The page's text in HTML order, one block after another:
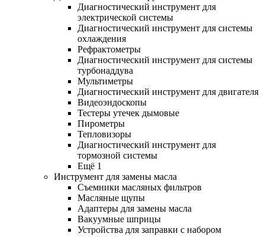
Диагностический инструмент для
электрической системы
Диагностический инструмент для системы
охлаждения
Рефрактометры
Диагностический инструмент для системы
турбонаддува
Мультиметры
Диагностический инструмент для двигателя
Видеоэндоскопы
Тестеры утечек дымовые
Пирометры
Тепловизоры
Диагностический инструмент для
тормозной системы
Ещё 1
Инструмент для замены масла
Съемники масляных фильтров
Масляные щупы
Адаптеры для замены масла
Вакуумные шприцы
Устройства для заправки с набором